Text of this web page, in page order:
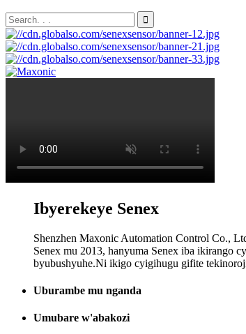
Ibyerekeye Senex
Shenzhen Maxonic Automation Control Co.,
Senex mu 2013, hanyuma Senex iba ikirango
byubushyuhe.Ni ikigo cyigihugu gifite
Uburambe mu nganda
Umubare w'abakozi